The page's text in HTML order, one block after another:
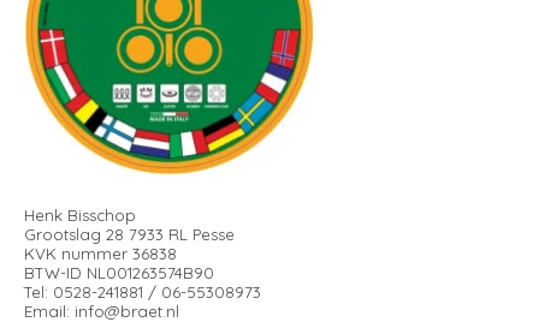
Henk Bisschop
Grootslag 28 7933 RL Pesse
KVK nummer 36838
BTW-ID NL001263574B90
Tel: 0528-241881 / 06-55308973
Email: info@braet.nl